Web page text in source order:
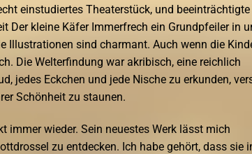
einstudiertes Theaterstück, und
Der kleine Käfer Immerfrech ein Grundpfeiler in
Illustrationen sind charmant. Auch wenn die
Die Welterfindung war akribisch, eine reichlich
jedes Eckchen und jede Nische zu erkunden,
Schönheit zu staunen.
immer wieder. Sein neuestes Werk lässt mich
zu entdecken. Ich habe gehört, dass sie